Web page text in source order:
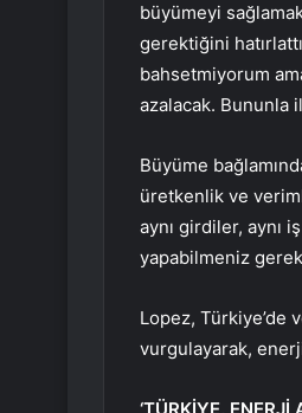
büyümeyi
gerektiğini
bahsetmiyorum
azalacak. Bununla
Büyüme
üretkenlik ve
aynı girdiler, aynı
yapabilmeniz
Lopez, Türkiye’de
vurgulayarak,